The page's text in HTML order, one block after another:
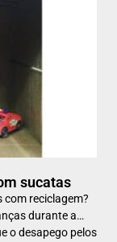
sucatas
com reciclagem?
durante a…
o desapego pelos